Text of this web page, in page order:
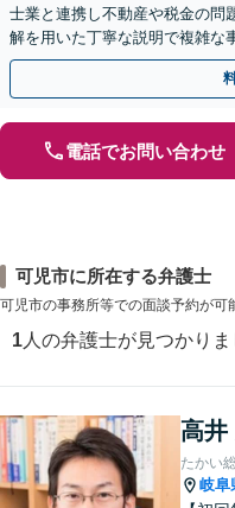
士業と連携し不動産や税金の問
解を用いた丁寧な説明で複雑な
満な解決へ導きます。【東海エ
電話でお問い合わせ
可児市に所在する弁護士
可児市の事務所等での面談予約が可
1 人の弁護士が見つかりま
高井
たかい
岐阜